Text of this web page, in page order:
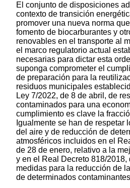
El conjunto de disposiciones
contexto de transición
promover una nueva norma
fomento de biocarburantes y
renovables en el transporte al
el marco regulatorio actual
necesarias para dictar esta
suponga comprometer el
de preparación para la
residuos municipales
Ley 7/2022, de 8 de abril, de
contaminados para una
cumplimiento es clave la
Igualmente se han de respetar
del aire y de reducción de
atmosféricos incluidos en el
de 28 de enero, relativo a la
y en el Real Decreto 818/2018,
medidas para la reducción de
de determinados